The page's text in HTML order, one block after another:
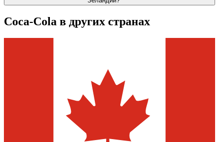
Coca-Cola в других странах